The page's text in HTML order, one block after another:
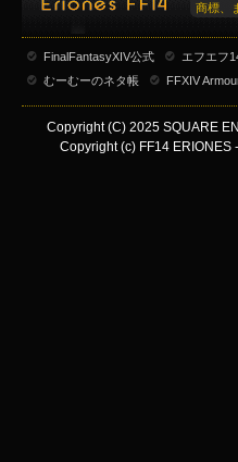
商標、
FinalFantasyXIV公式 エフエフ
むーむーのネタ帳
FFXIV
Copyright (C) 2025 SQUARE
Copyright (c) FF14 ERIONES